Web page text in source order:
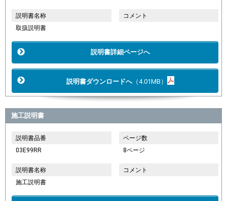
説明書名称
取扱説明書
コメント
説明書詳細ページへ
説明書ダウンロードへ（4.01MB）
施工説明書
説明書品番
03E99RR
ページ数
8ページ
説明書名称
施工説明書
コメント